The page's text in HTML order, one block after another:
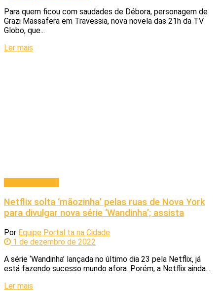
Para quem ficou com saudades de Débora, personagem de
Grazi Massafera em Travessia, nova novela das 21h da TV
Globo, que...
Ler mais
Netflix solta ‘mãozinha’ pelas ruas de Nova York
para divulgar nova série ‘Wandinha’; assista
Por Equipe Portal ta na Cidade
1 de dezembro de 2022
A série ‘Wandinha’ lançada no último dia 23 pela Netflix, já
está fazendo sucesso mundo afora. Porém, a Netflix ainda...
Ler mais